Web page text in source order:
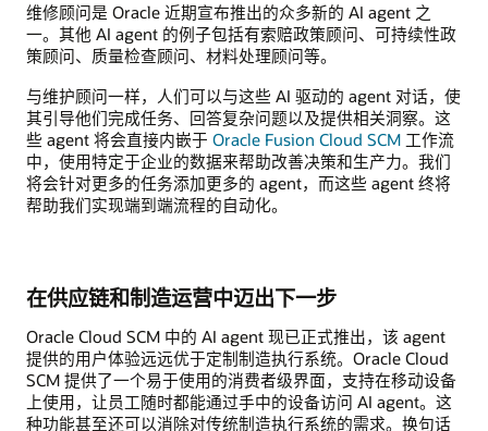
维修顾问是 Oracle 近期宣布推出的众多新的 AI agent 之
一。其他 AI agent 的例子包括有索赔政策顾问、可持续性政
策顾问、质量检查顾问、材料处理顾问等。
与维护顾问一样，人们可以与这些 AI 驱动的 agent 对话，使
其引导他们完成任务、回答复杂问题以及提供相关洞察。这
些 agent 将会直接内嵌于 Oracle Fusion Cloud SCM 工作流
中，使用特定于企业的数据来帮助改善决策和生产力。我们
将会针对更多的任务添加更多的 agent，而这些 agent 终将
帮助我们实现端到端流程的自动化。
在供应链和制造运营中迈出下一步
Oracle Cloud SCM 中的 AI agent 现已正式推出，该 agent
提供的用户体验远远优于定制制造执行系统。Oracle Cloud
SCM 提供了一个易于使用的消费者级界面，支持在移动设备
上使用，让员工随时都能通过手中的设备访问 AI agent。这
种功能甚至还可以消除对传统制造执行系统的需求。换句话